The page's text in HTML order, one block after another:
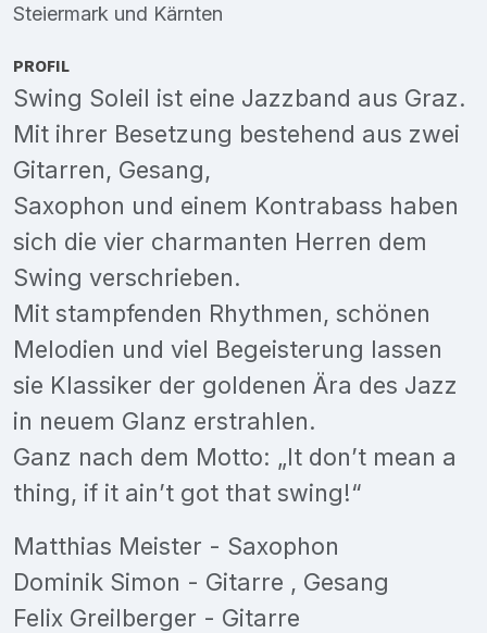
Steiermark und Kärnten
PROFIL
Swing Soleil ist eine Jazzband aus Graz.
Mit ihrer Besetzung bestehend aus zwei
Gitarren, Gesang,
Saxophon und einem Kontrabass haben
sich die vier charmanten Herren dem
Swing verschrieben.
Mit stampfenden Rhythmen, schönen
Melodien und viel Begeisterung lassen
sie Klassiker der goldenen Ära des Jazz
in neuem Glanz erstrahlen.
Ganz nach dem Motto: „It don’t mean a
thing, if it ain’t got that swing!“
Matthias Meister - Saxophon
Dominik Simon - Gitarre , Gesang
Felix Greilberger - Gitarre